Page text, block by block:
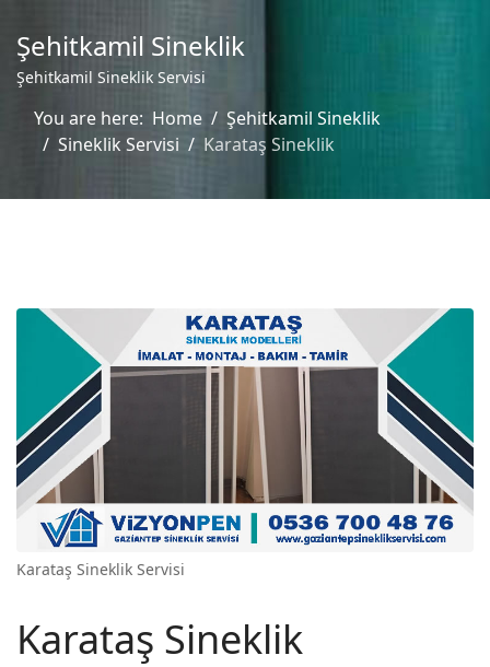
Şehitkamil Sineklik
Şehitkamil Sineklik Servisi
You are here: Home
Şehitkamil Sineklik
Sineklik Servisi
Karataş Sineklik
Karataş Sineklik Servisi
Karataş Sineklik